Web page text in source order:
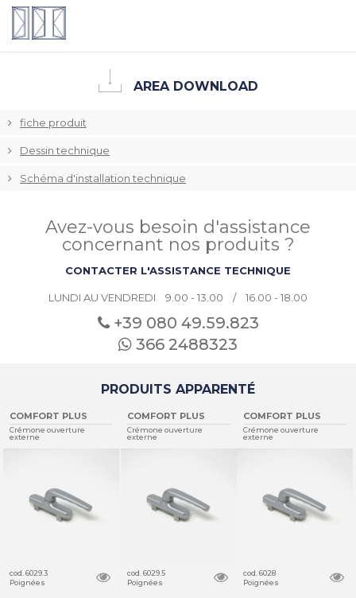
AREA DOWNLOAD
fiche produit
Dessin technique
Schéma d'installation technique
Avez-vous besoin d'assistance
concernant nos produits ?
CONTACTER L'ASSISTANCE TECHNIQUE
LUNDI AU VENDREDI 9.00 - 13.00 / 16.00 - 18.00
+39 080 49.59.823
366 2488323
PRODUITS APPARENTÉ
COMFORT PLUS
Crémone ouverture
externe
cod. 6029.3
Poignées
COMFORT PLUS
Crémone ouverture
externe
cod. 6029.5
Poignées
COMFORT PLUS
Crémone ouverture
externe
cod. 6028
Poignées